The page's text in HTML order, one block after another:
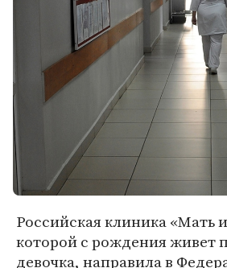
Российская клиника «Мать
которой с рождения живет
девочка, направила в